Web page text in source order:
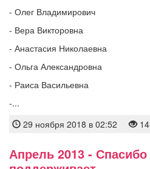
- Олег Владимирович
- Вера Викторовна
- Анастасия Николаевна
- Ольга Александровна
- Раиса Васильевна
-...
29 ноября 2018 в 02:52
Апрель 2013 -